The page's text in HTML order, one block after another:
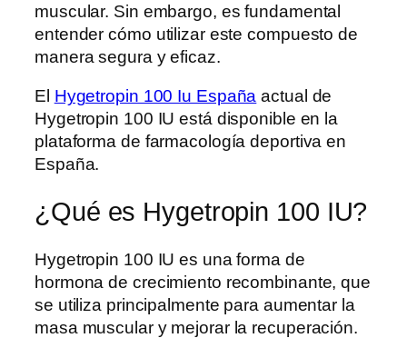
muscular. Sin embargo, es fundamental
entender cómo utilizar este compuesto de
manera segura y eficaz.
El Hygetropin 100 Iu España actual de
Hygetropin 100 IU está disponible en la
plataforma de farmacología deportiva en
España.
¿Qué es Hygetropin 100 IU?
Hygetropin 100 IU es una forma de
hormona de crecimiento recombinante, que
se utiliza principalmente para aumentar la
masa muscular y mejorar la recuperación.